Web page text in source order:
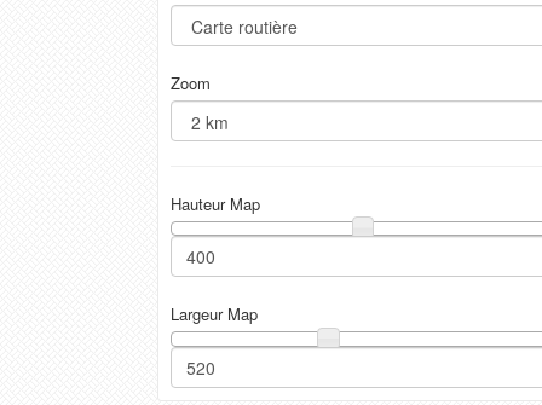
Zoom
Hauteur Map
Largeur Map